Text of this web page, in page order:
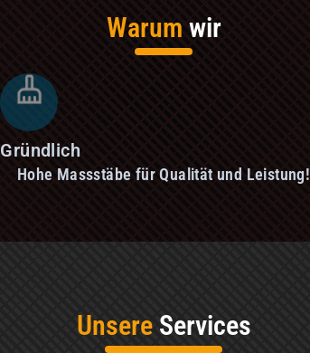
Warum wir
Gründlich
Hohe Massstäbe für Qualität und Leistung!
Unsere Services